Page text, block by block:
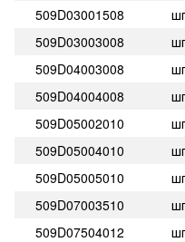
509D03001508
509D03003008
509D04003008
509D04004008
509D05002010
509D05004010
509D05005010
509D07003510
509D07504012